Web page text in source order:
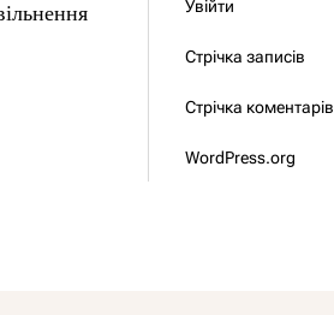
Увійти
Стрічка записів
Стрічка коментарів
WordPress.org